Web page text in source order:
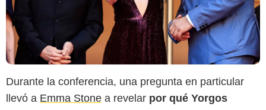
Durante la conferencia, una pregunta en particular
llevó a Emma Stone a revelar por qué Yorgos
Getty